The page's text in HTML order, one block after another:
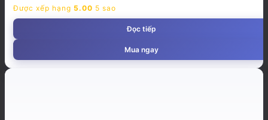
Được xếp hạng 5.00 5 sao
Đọc tiếp
Mua ngay